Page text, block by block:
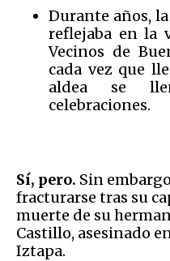
Durante años,
reflejaba en la
Vecinos de
cada vez que
aldea se
celebraciones.
Sí, pero. Sin
fracturarse tras su
muerte de su
Castillo, asesinado
Iztapa.